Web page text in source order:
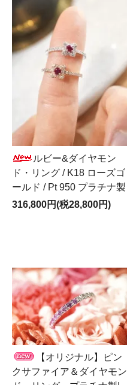
ルビー&ダイヤモン
ド・リング / K18 ローズゴ
ールド / Pt 950 プラチナ製
316,800円(税28,800円)
【オリジナル】ピン
クサファイア＆ダイヤモン